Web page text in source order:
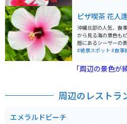
ピザ喫茶 花人
沖縄北部の人気、食
から見る海の景色も
庭にあるシーサーの
いです。ピザ、野菜
#絶景スポット #食事
「周辺の景色
周辺のレストラ
エメラルドビーチ